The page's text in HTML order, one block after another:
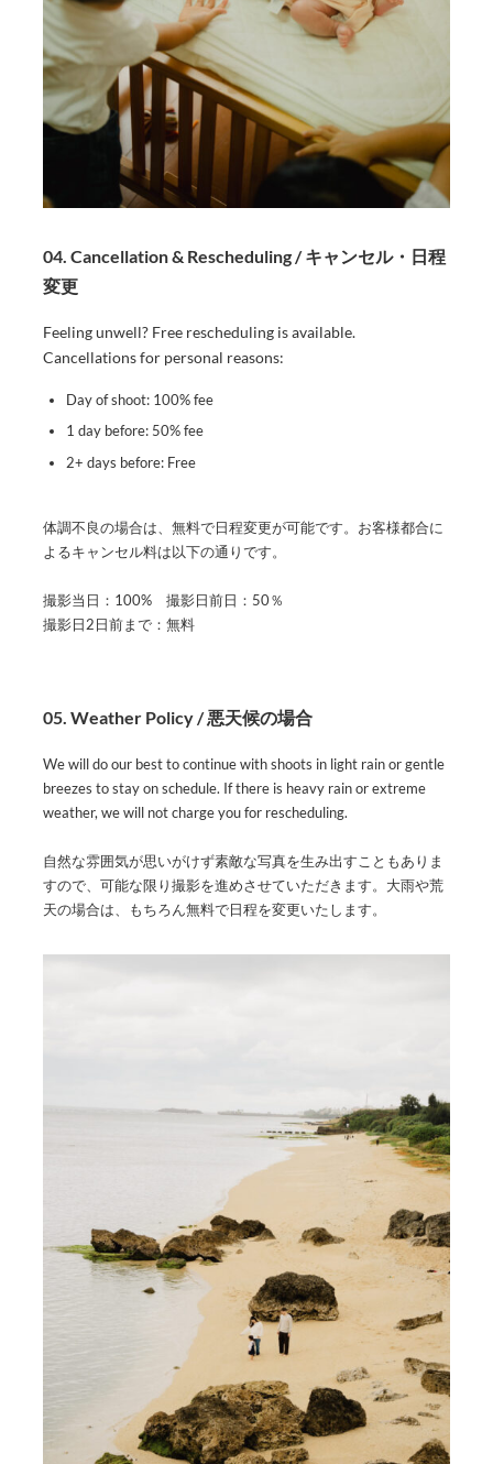
04. Cancellation & Rescheduling / キャンセル・日程
変更
Feeling unwell? Free rescheduling is available.
Cancellations for personal reasons:
Day of shoot: 100% fee
1 day before: 50% fee
2+ days before: Free
体調不良の場合は、無料で日程変更が可能です。お客様都合に
よるキャンセル料は以下の通りです。
撮影当日：100% 撮影日前日：50％
撮影日2日前まで：無料
05. Weather Policy / 悪天候の場合
We will do our best to continue with shoots in light rain or gentle
breezes to stay on schedule. If there is heavy rain or extreme
weather, we will not charge you for rescheduling.
自然な雰囲気が思いがけず素敵な写真を生み出すこともありま
すので、可能な限り撮影を進めさせていただきます。大雨や荒
天の場合は、もちろん無料で日程を変更いたします。